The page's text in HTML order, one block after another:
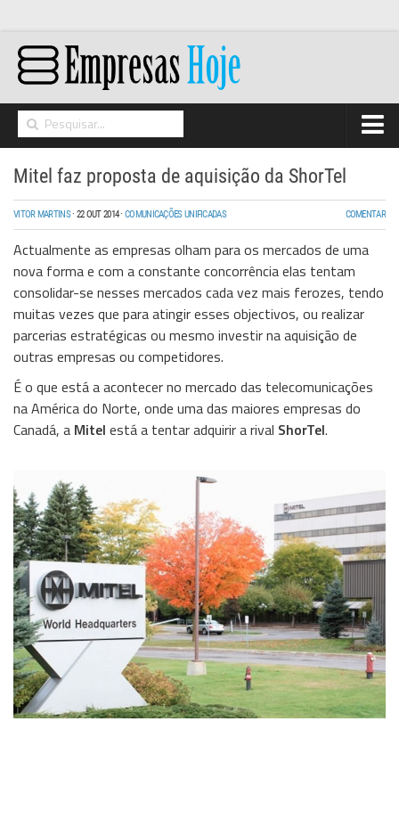
Home
Networking
Segurança
High Tech
Hosting/Cloud
I&D
Opinião
Storage
Wireless
Mitel faz proposta de aquisição da ShorTel
VITOR MARTINS· 22 OUT 2014·COMUNICAÇÕES UNIFICADAS COMENTAR
Actualmente as empresas olham para os mercados de uma
nova forma e com a constante concorrência elas tentam
consolidar-se nesses mercados cada vez mais ferozes, tendo
muitas vezes que para atingir esses objectivos, ou realizar
parcerias estratégicas ou mesmo investir na aquisição de
outras empresas ou competidores.
É o que está a acontecer no mercado das telecomunicações
na América do Norte, onde uma das maiores empresas do
Canadá, a Mitel está a tentar adquirir a rival ShorTel.